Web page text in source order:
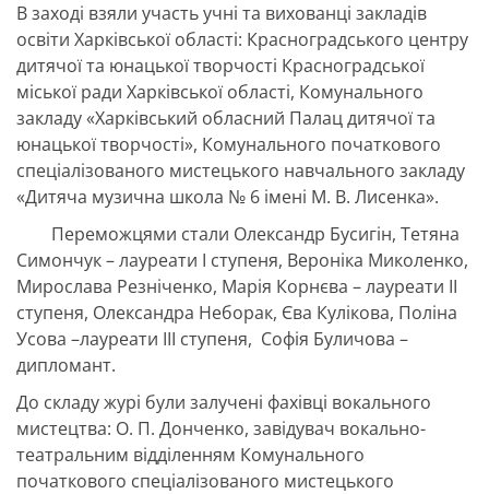
В заході взяли участь учні та вихованці закладів
освіти Харківської області: Красноградського центру
дитячої та юнацької творчості Красноградської
міської ради Харківської області, Комунального
закладу «Харківський обласний Палац дитячої та
юнацької творчості», Комунального початкового
спеціалізованого мистецького навчального закладу
«Дитяча музична школа № 6 імені М. В. Лисенка».
Переможцями стали Олександр Бусигін, Тетяна
Симончук – лауреати І ступеня, Вероніка Миколенко,
Мирослава Резніченко, Марія Корнєва – лауреати ІІ
ступеня, Олександра Неборак, Єва Кулікова, Поліна
Усова –лауреати ІІІ ступеня, Софія Буличова –
дипломант.
До складу журі були залучені фахівці вокального
мистецтва: О. П. Донченко, завідувач вокально-
театральним відділенням Комунального
початкового спеціалізованого мистецького